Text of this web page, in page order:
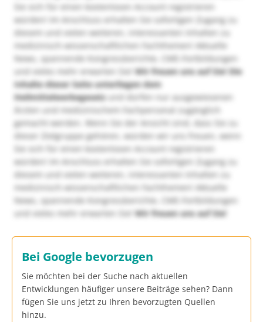
Sie sich für einen kostenlosen Account registrieren
würden! Im Anschluss erhalten Sie sofortigen Zugang zu
diesem und vielen weiteren, interessanten Inhalten zu
medizinisch-wissenschaftlichen Fachthemen! Aktuelle
News, spannende Kongressberichte, CME-Fortbildungen
und vieles mehr erwarten Sie!Wir freuen uns auf Sie! Die
Inhalte dieser Seite unterliegen dem
Heilmittelwerbegesetzund dürfen nur ausgewiesenen
Ärzten und medizinischem Fachpersonal zugänglich
gemacht werden. Wenn Sie der Ansicht sind, dass Sie zu
dieser Zielgruppe gehören, würden wir uns freuen, wenn
Sie sich für einen kostenlosen Account registrieren
würden! Im Anschluss erhalten Sie sofortigen Zugang zu
diesem und vielen weiteren, interessanten Inhalten zu
medizinisch-wissenschaftlichen Fachthemen! Aktuelle
News, spannende Kongressberichte, CME-Fortbildungen
und vieles mehr erwarten Sie!Wir freuen uns auf Sie!
Bei Google bevorzugen
Sie möchten bei der Suche nach aktuellen
Entwicklungen häufiger unsere Beiträge sehen? Dann
fügen Sie uns jetzt zu Ihren bevorzugten Quellen
hinzu.